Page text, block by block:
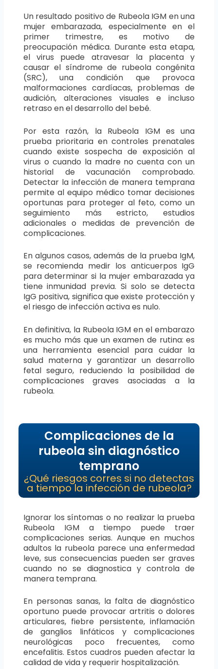
Un resultado positivo de Rubeola IGM en una
mujer embarazada, especialmente en el
primer trimestre, es motivo de
preocupación médica. Durante esta etapa,
el virus puede atravesar la placenta y
causar el síndrome de rubeola congénita
(SRC), una condición que provoca
malformaciones cardíacas, problemas de
audición, alteraciones visuales e incluso
retraso en el desarrollo del bebé.
Por esta razón, la Rubeola IGM es una
prueba prioritaria en controles prenatales
cuando existe sospecha de exposición al
virus o cuando la madre no cuenta con un
historial de vacunación comprobado.
Detectar la infección de manera temprana
permite al equipo médico tomar decisiones
oportunas para proteger al feto, como un
seguimiento más estricto, estudios
adicionales o medidas de prevención de
complicaciones.
En algunos casos, además de la prueba IgM,
se recomienda medir los anticuerpos IgG
para determinar si la mujer embarazada ya
tiene inmunidad previa. Si solo se detecta
IgG positiva, significa que existe protección y
el riesgo de infección activa es nulo.
En definitiva, la Rubeola IGM en el embarazo
es mucho más que un examen de rutina: es
una herramienta esencial para cuidar la
salud materna y garantizar un desarrollo
fetal seguro, reduciendo la posibilidad de
complicaciones graves asociadas a la
rubeola.
Complicaciones de la
rubeola sin diagnóstico
temprano
¿Qué riesgos corres si no detectas
a tiempo la infección de rubeola?
Ignorar los síntomas o no realizar la prueba
Rubeola IGM a tiempo puede traer
complicaciones serias. Aunque en muchos
adultos la rubeola parece una enfermedad
leve, sus consecuencias pueden ser graves
cuando no se diagnostica y controla de
manera temprana.
En personas sanas, la falta de diagnóstico
oportuno puede provocar artritis o dolores
articulares, fiebre persistente, inflamación
de ganglios linfáticos y complicaciones
neurológicas poco frecuentes, como
encefalitis. Estos cuadros pueden afectar la
calidad de vida y requerir hospitalización.